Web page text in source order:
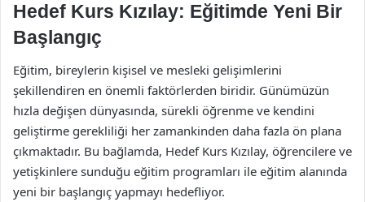
Hedef Kurs Kızılay: Eğitimde Yeni Bir
Başlangıç
Eğitim, bireylerin kişisel ve mesleki gelişimlerini
şekillendiren en önemli faktörlerden biridir. Günümüzün
hızla değişen dünyasında, sürekli öğrenme ve kendini
geliştirme gerekliliği her zamankinden daha fazla ön plana
çıkmaktadır. Bu bağlamda, Hedef Kurs Kızılay, öğrencilere ve
yetişkinlere sunduğu eğitim programları ile eğitim alanında
yeni bir başlangıç yapmayı hedefliyor.